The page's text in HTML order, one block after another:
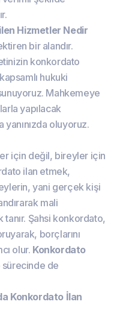
Hizmetler Nedir
bir alandır.
konkordato
hukuki
Mahkemeye
yapılacak
oluyoruz.
için değil, bireyler için
ilan etmek,
yani gerçek kişi
mali
tanır. Şahsi konkordato,
borçlarını
olur. Konkordato
de
Konkordato İlan